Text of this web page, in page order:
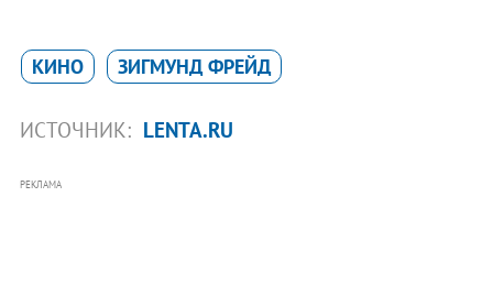
КИНО ЗИГМУНД ФРЕЙД
ИСТОЧНИК: LENTA.RU
РЕКЛАМА